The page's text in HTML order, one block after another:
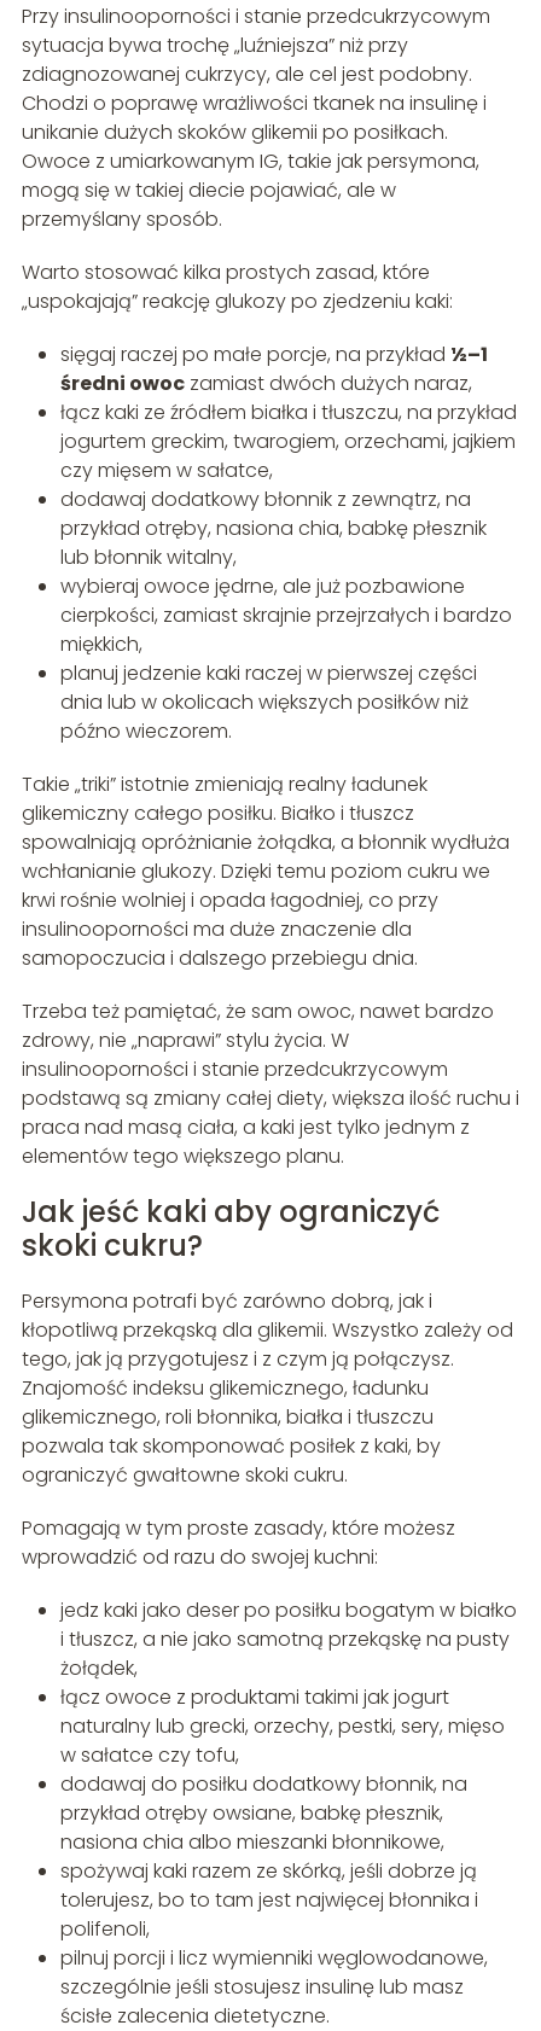
Przy insulinooporności i stanie przedcukrzycowym
sytuacja bywa trochę „luźniejsza” niż przy
zdiagnozowanej cukrzycy, ale cel jest podobny.
Chodzi o poprawę wrażliwości tkanek na insulinę i
unikanie dużych skoków glikemii po posiłkach.
Owoce z umiarkowanym IG, takie jak persymona,
mogą się w takiej diecie pojawiać, ale w
przemyślany sposób.
Warto stosować kilka prostych zasad, które
„uspokajają” reakcję glukozy po zjedzeniu kaki:
sięgaj raczej po małe porcje, na przykład ½–1
średni owoczamiast dwóch dużych naraz,
łącz kaki ze źródłem białka i tłuszczu, na przykład
jogurtem greckim, twarogiem, orzechami, jajkiem
czy mięsem w sałatce,
dodawaj dodatkowy błonnik z zewnątrz, na
przykład otręby, nasiona chia, babkę płesznik
lub błonnik witalny,
wybieraj owoce jędrne, ale już pozbawione
cierpkości, zamiast skrajnie przejrzałych i bardzo
miękkich,
planuj jedzenie kaki raczej w pierwszej części
dnia lub w okolicach większych posiłków niż
późno wieczorem.
Takie „triki” istotnie zmieniają realny ładunek
glikemiczny całego posiłku. Białko i tłuszcz
spowalniają opróżnianie żołądka, a błonnik wydłuża
wchłanianie glukozy. Dzięki temu poziom cukru we
krwi rośnie wolniej i opada łagodniej, co przy
insulinooporności ma duże znaczenie dla
samopoczucia i dalszego przebiegu dnia.
Trzeba też pamiętać, że sam owoc, nawet bardzo
zdrowy, nie „naprawi” stylu życia. W
insulinooporności i stanie przedcukrzycowym
podstawą są zmiany całej diety, większa ilość ruchu i
praca nad masą ciała, a kaki jest tylko jednym z
elementów tego większego planu.
Jak jeść kaki aby ograniczyć
skoki cukru?
Persymona potrafi być zarówno dobrą, jak i
kłopotliwą przekąską dla glikemii. Wszystko zależy od
tego, jak ją przygotujesz i z czym ją połączysz.
Znajomość indeksu glikemicznego, ładunku
glikemicznego, roli błonnika, białka i tłuszczu
pozwala tak skomponować posiłek z kaki, by
ograniczyć gwałtowne skoki cukru.
Pomagają w tym proste zasady, które możesz
wprowadzić od razu do swojej kuchni:
jedz kaki jako deser po posiłku bogatym w białko
i tłuszcz, a nie jako samotną przekąskę na pusty
żołądek,
łącz owoce z produktami takimi jak jogurt
naturalny lub grecki, orzechy, pestki, sery, mięso
w sałatce czy tofu,
dodawaj do posiłku dodatkowy błonnik, na
przykład otręby owsiane, babkę płesznik,
nasiona chia albo mieszanki błonnikowe,
spożywaj kaki razem ze skórką, jeśli dobrze ją
tolerujesz, bo to tam jest najwięcej błonnika i
polifenoli,
pilnuj porcji i licz wymienniki węglowodanowe,
szczególnie jeśli stosujesz insulinę lub masz
ścisłe zalecenia dietetyczne.